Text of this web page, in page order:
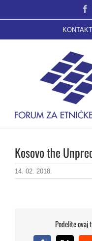
KONTAKT
Kosovo the
14. 02. 2018.
Podelite ovaj